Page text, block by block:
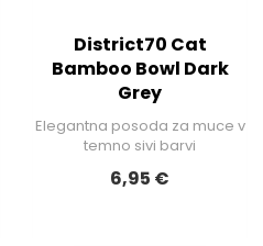
District70 Cat
Bamboo Bowl Dark
Grey
Elegantna posoda za muce v
temno sivi barvi
6,95 €